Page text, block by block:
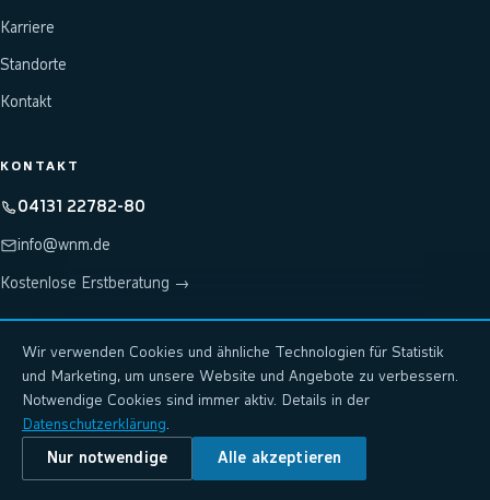
Karriere
Standorte
Kontakt
KONTAKT
04131 22782-80
info@wnm.de
Kostenlose Erstberatung →
Hosting & Rechenzentrum: wnm-systems.de ↗
KI-Plattform: wnm.ai
Wir verwenden Cookies und ähnliche Technologien für Statistik
und Marketing, um unsere Website und Angebote zu verbessern.
Notwendige Cookies sind immer aktiv. Details in der
Datenschutzerklärung.
Nur notwendige Alle akzeptieren